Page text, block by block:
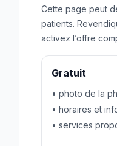
Cette page peut
patients.
activez l’offre
Gratuit
• photo de la
• horaires et
• services